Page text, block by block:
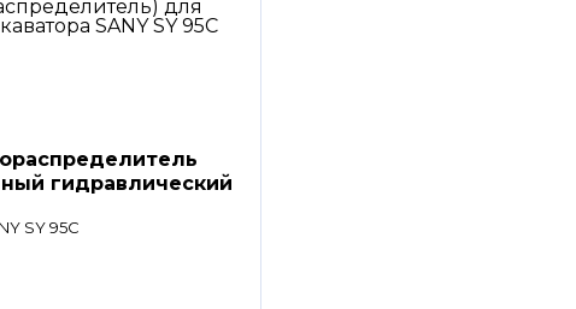
гидравлический
SY 95C